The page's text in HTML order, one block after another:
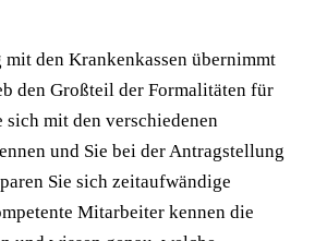
den Krankenkassen übernimmt
den Großteil der Formalitäten für
sich mit den verschiedenen
und Sie bei der Antragstellung
Sie sich zeitaufwändige
Mitarbeiter kennen die